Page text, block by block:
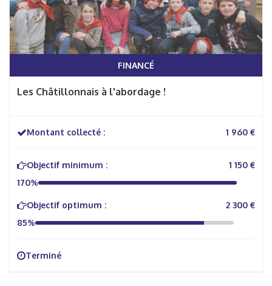
FINANCÉ
Les Châtillonnais à l'abordage !
Montant collecté : 1 960 €
Objectif minimum :
1 150 €
170%
Objectif optimum :
2 300 €
85%
Terminé